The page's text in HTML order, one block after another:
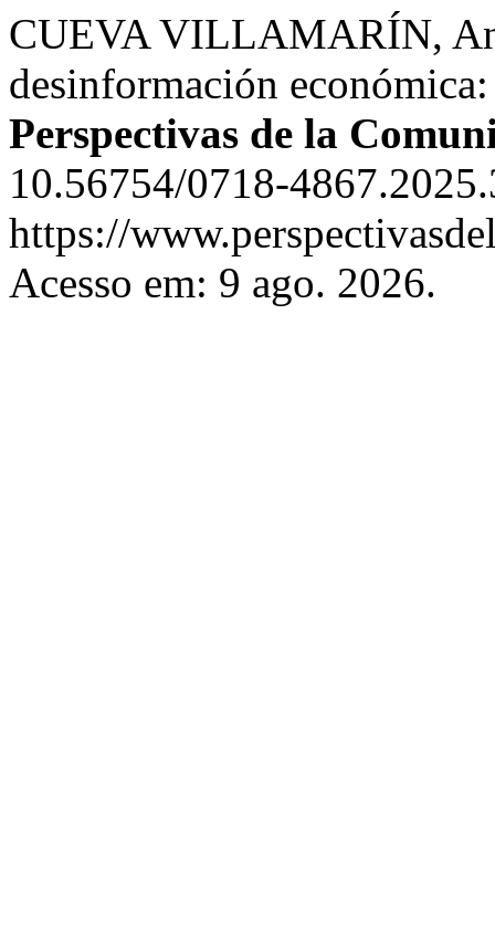
CUEVA VILLAMARÍN,
desinformación
Perspectivas de la
10.56754/0718-
https://
Acesso em: 9 ago. 2026.